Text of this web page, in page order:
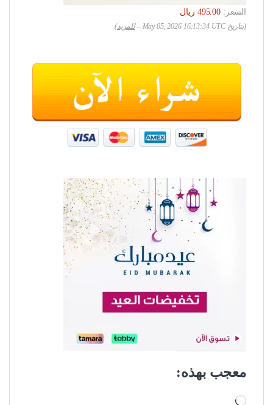
السعر:
‏495.00 ريال
(بتاريخ May 05, 2026 16:13:34 UTC – للمزيد)
معجب بهذه:
جاري التحميل…